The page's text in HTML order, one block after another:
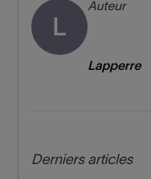
L
Auteur
Lapperre
Derniers articles